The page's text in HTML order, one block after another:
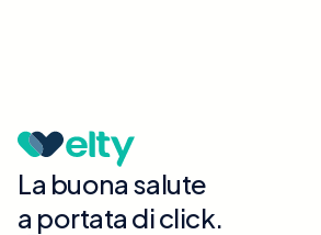
La buona salute
a portata di click.